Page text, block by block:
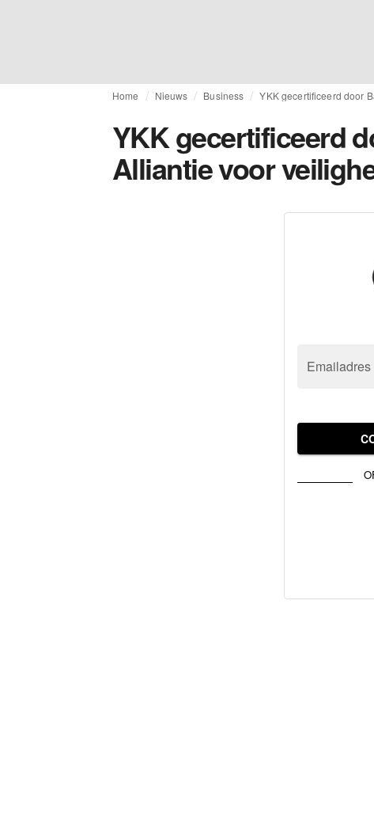
Home Nieuws Business YKK gecertificeerd door
YKK gecertificeerd
Alliantie voor
Emailadres